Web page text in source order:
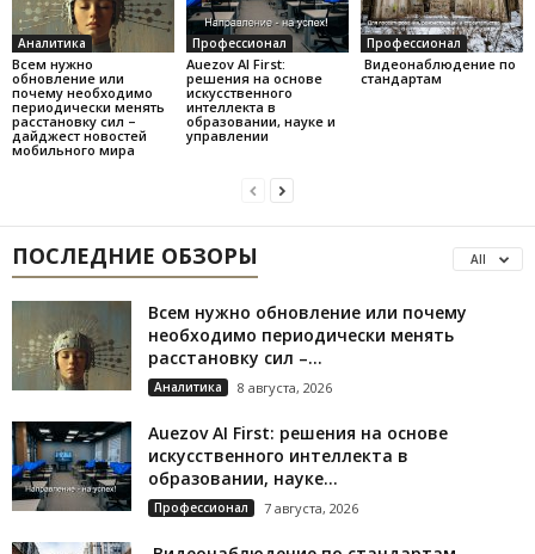
Аналитика
Всем нужно
обновление или
почему необходимо
периодически менять
расстановку сил –
дайджест новостей
мобильного мира
Профессионал
Auezov AI First:
решения на основе
искусственного
интеллекта в
образовании, науке и
управлении
Профессионал
Видеонаблюдение по
стандартам
ПОСЛЕДНИЕ ОБЗОРЫ All
Всем нужно обновление или почему
необходимо периодически менять
расстановку сил –...
Аналитика 8 августа, 2026
Auezov AI First: решения на основе
искусственного интеллекта в
образовании, науке...
Профессионал 7 августа, 2026